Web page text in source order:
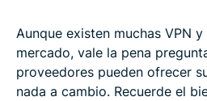
Aunque existen muchas VPN
mercado, vale la pena
proveedores pueden ofrecer
nada a cambio. Recuerde el